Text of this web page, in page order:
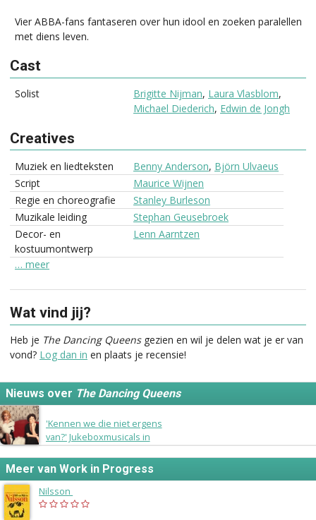
Vier ABBA-fans fantaseren over hun idool en zoeken paralellen
met diens leven.
Cast
Solist Brigitte Nijman, Laura Vlasblom,
Michael Diederich, Edwin de Jongh
Creatives
Muziek en liedteksten Benny Anderson, Björn Ulvaeus
Script
Maurice Wijnen
Regie en choreografie
Stanley Burleson
Muzikale leiding
Stephan Geusebroek
Decor- en
kostuumontwerp
Lenn Aarntzen
… meer
Wat vind jij?
Heb je The Dancing Queensgezien en wil je delen wat je er van
vond? Log dan in en plaats je recensie!
Nieuws over The Dancing Queens
'Kennen we die niet ergens
van?' Jukeboxmusicals in
Nederland
Meer van Work in Progress
Nilsson